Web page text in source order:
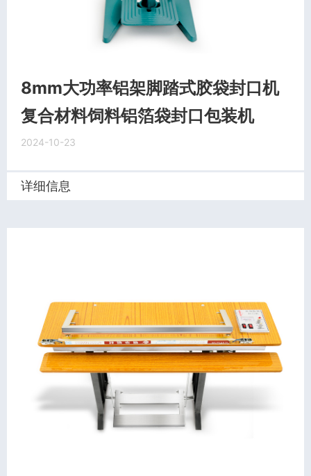
8mm大功率铝架脚踏式胶袋封口机
复合材料饲料铝箔袋封口包装机
2024-10-23
详细信息